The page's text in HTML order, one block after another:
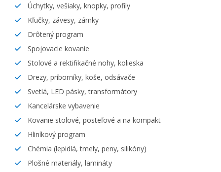
Úchytky, vešiaky, knopky, profily
Kľučky, závesy, zámky
Drôtený program
Spojovacie kovanie
Stolové a rektifikačné nohy, kolieska
Drezy, príborníky, koše, odsávače
Svetlá, LED pásky, transformátory
Kancelárske vybavenie
Kovanie stolové, posteľové a na kompakt
Hliníkový program
Chémia (lepidlá, tmely, peny, silikóny)
Plošné materiály, lamináty